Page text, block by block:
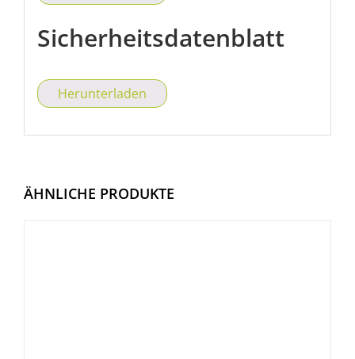
Sicherheitsdatenblatt
Herunterladen
ÄHNLICHE PRODUKTE